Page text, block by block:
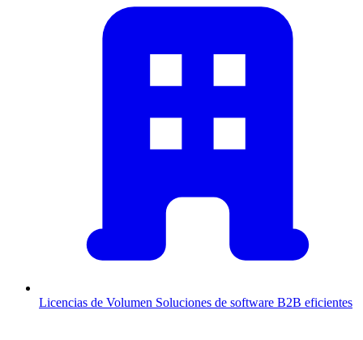
Licencias de Volumen Soluciones de software B2B eficientes